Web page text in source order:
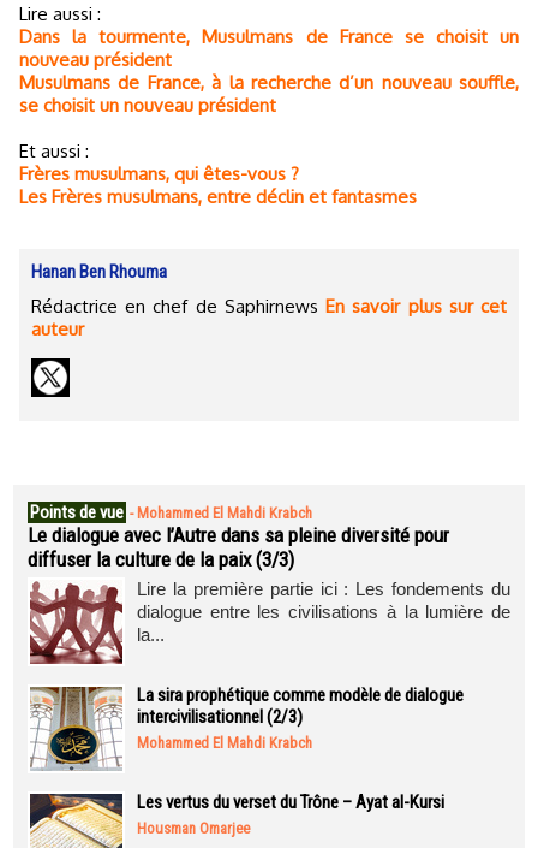
Lire aussi :
Dans la tourmente, Musulmans de France se choisit un
nouveau président
Musulmans de France, à la recherche d’un nouveau souffle,
se choisit un nouveau président
Et aussi :
Frères musulmans, qui êtes-vous ?
Les Frères musulmans, entre déclin et fantasmes
Hanan Ben Rhouma
Rédactrice en chef de SaphirnewsEn savoir plus sur cet
auteur
Points de vue - Mohammed El Mahdi Krabch
Le dialogue avec l’Autre dans sa pleine diversité pour
diffuser la culture de la paix (3/3)
Lire la première partie ici : Les fondements du
dialogue entre les civilisations à la lumière de
la...
La sira prophétique comme modèle de dialogue
intercivilisationnel (2/3)
Mohammed El Mahdi Krabch
Les vertus du verset du Trône – Ayat al-Kursi
Housman Omarjee